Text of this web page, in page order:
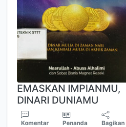
EMASKAN IMPIANMU,
DINARI DUNIAMU
Komentar Penanda Bagikan